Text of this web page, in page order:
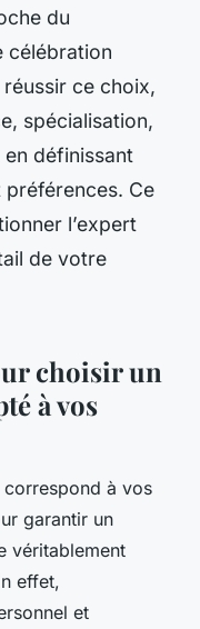
du
célébration
ce choix,
spécialisation,
définissant
Ce
l’expert
de votre
choisir un
à vos
à vos
garantir un
véritablement
effet,
et